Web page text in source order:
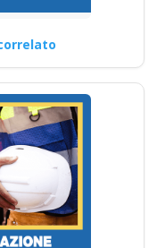
di
e
un